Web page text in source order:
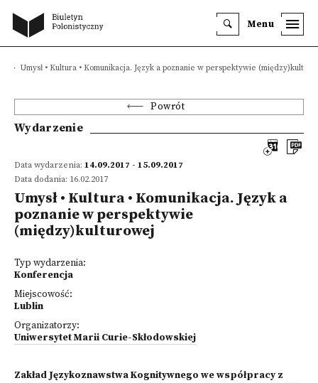
Menu
Umysł • Kultura • Komunikacja. Język a poznanie w perspektywie
Powrót
Wydarzenie
Data wydarzenia: 14.09.2017 - 15.09.2017
Data dodania: 16.02.2017
Umysł • Kultura • Komunikacja. Język a
poznanie w perspektywie
(między)kulturowej
Typ wydarzenia:
Konferencja
Miejscowość:
Lublin
Organizatorzy:
Uniwersytet Marii Curie-Skłodowskiej
Zakład Językoznawstwa Kognitywnego we współpracy z